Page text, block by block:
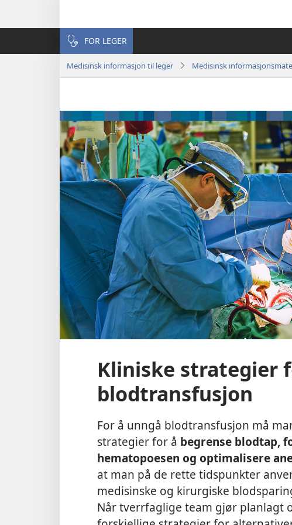
FOR LEGER
Medisinsk informasjon til leger Medisinsk
Kliniske strategier
blodtransfusjon
For å unngå blodtransfusjon må
strategier for å begrense blodtap,
hematopoesen og optimalisere
at man på de rette tidspunkter
medisinske og kirurgiske
Når tverrfaglige team gjør planlagt